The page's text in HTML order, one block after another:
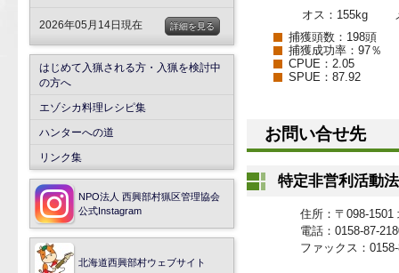
オス：155kg
捕獲頭数：198頭
捕獲成功率：97％
CPUE：2.05
SPUE：87.92
お問い合せ先
特定非営利活動
住所：〒098-1501
電話：0158-87-
ファックス：
2026年05月14日現在 詳細を見る
はじめて入猟される方・入猟を検討中
の方へ
エゾシカ料理レシピ集
ハンターへの道
リンク集
NPO法人 西興部村猟区管理協会
公式Instagram
北海道西興部村ウェブサイト